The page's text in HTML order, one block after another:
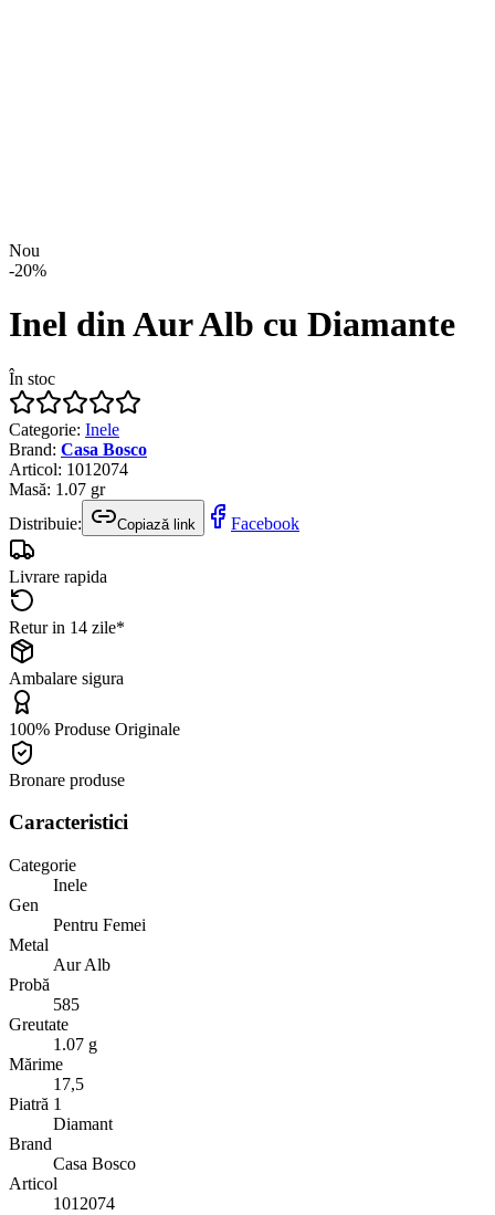
Nou
-20%
Inel din Aur Alb cu Diamante
În stoc
Categorie: Inele
Brand: Casa Bosco
Articol: 1012074
Masă: 1.07 gr
Distribuie:
Copiază link Facebook
Livrare rapida
Retur in 14 zile*
Ambalare sigura
100% Produse Originale
Bronare produse
Caracteristici
Categorie
Inele
Gen
Pentru Femei
Metal
Aur Alb
Probă
585
Greutate
1.07 g
Mărime
17,5
Piatră 1
Diamant
Brand
Casa Bosco
Articol
1012074